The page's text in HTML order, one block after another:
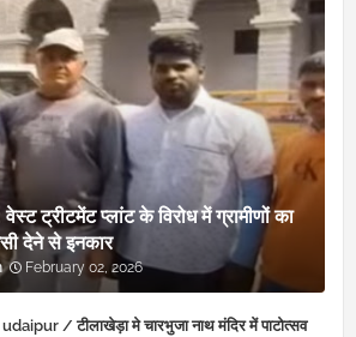
ट्रीटमेंट प्लांट के विरोध में ग्रामीणों का
देने से इनकार
February 02, 2026
udaipur / टीलाखेड़ा मे चारभुजा नाथ मंदिर में पाटोत्सव